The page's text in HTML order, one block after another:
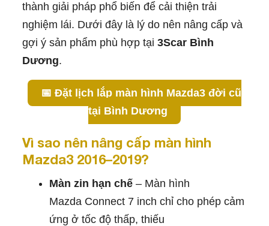
thành giải pháp phổ biến để cải thiện trải
nghiệm lái. Dưới đây là lý do nên nâng cấp và
gợi ý sản phẩm phù hợp tại 3Scar Bình
Dương.
📅 Đặt lịch lắp màn hình Mazda3 đời cũ
tại Bình Dương
Vì sao nên nâng cấp màn hình
Mazda3 2016–2019?
Màn zin hạn chế – Màn hình
Mazda Connect 7 inch chỉ cho phép cảm
ứng ở tốc độ thấp, thiếu